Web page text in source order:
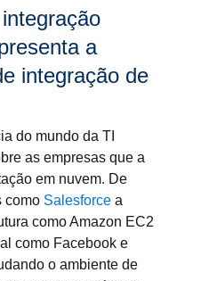
a
integração de
do mundo da TI
as empresas que a
em nuvem. De
como Salesforce a
como Amazon EC2
como Facebook e
o ambiente de